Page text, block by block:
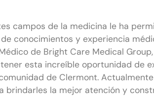
campos de la medicina le ha
conocimientos y experiencia
de Bright Care Medical Group,
esta increíble oportunidad de
de Clermont.
brindarles la mejor atención y